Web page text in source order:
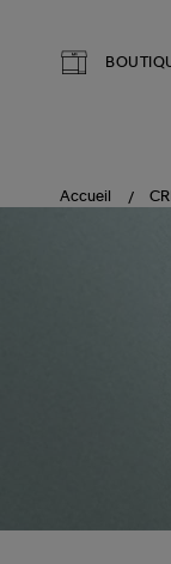
Accueil